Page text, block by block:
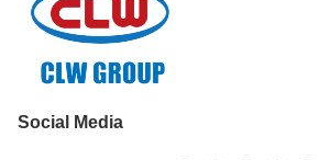
Social Media